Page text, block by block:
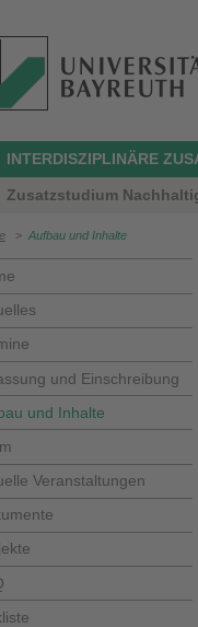
INTERDISZIPLINÄRE
Zusatzstudium
> Aufbau und Inhalte
und Einschreibung
und Inhalte
Veranstaltungen